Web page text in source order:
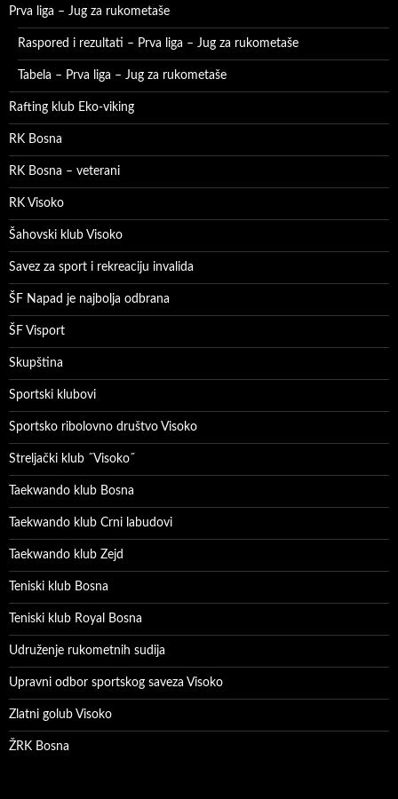
Prva liga – Jug za rukometaše
Raspored i rezultati – Prva liga – Jug za rukometaše
Tabela – Prva liga – Jug za rukometaše
Rafting klub Eko-viking
RK Bosna
RK Bosna – veterani
RK Visoko
Šahovski klub Visoko
Savez za sport i rekreaciju invalida
ŠF Napad je najbolja odbrana
ŠF Visport
Skupština
Sportski klubovi
Sportsko ribolovno društvo Visoko
Streljački klub ˝Visoko˝
Taekwando klub Bosna
Taekwando klub Crni labudovi
Taekwando klub Zejd
Teniski klub Bosna
Teniski klub Royal Bosna
Udruženje rukometnih sudija
Upravni odbor sportskog saveza Visoko
Zlatni golub Visoko
ŽRK Bosna